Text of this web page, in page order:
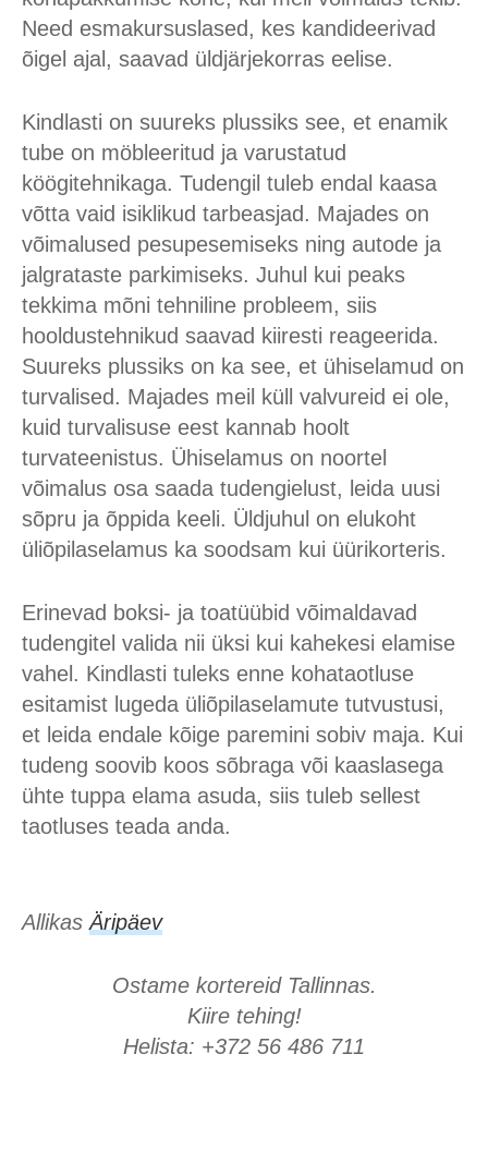
Need esmakursuslased, kes kandideerivad
õigel ajal, saavad üldjärjekorras eelise.
Kindlasti on suureks plussiks see, et enamik
tube on möbleeritud ja varustatud
köögitehnikaga. Tudengil tuleb endal kaasa
võtta vaid isiklikud tarbeasjad. Majades on
võimalused pesupesemiseks ning autode ja
jalgrataste parkimiseks. Juhul kui peaks
tekkima mõni tehniline probleem, siis
hooldustehnikud saavad kiiresti reageerida.
Suureks plussiks on ka see, et ühiselamud on
turvalised. Majades meil küll valvureid ei ole,
kuid turvalisuse eest kannab hoolt
turvateenistus. Ühiselamus on noortel
võimalus osa saada tudengielust, leida uusi
sõpru ja õppida keeli. Üldjuhul on elukoht
üliõpilaselamus ka soodsam kui üürikorteris.
Erinevad boksi- ja toatüübid võimaldavad
tudengitel valida nii üksi kui kahekesi elamise
vahel. Kindlasti tuleks enne kohataotluse
esitamist lugeda üliõpilaselamute tutvustusi,
et leida endale kõige paremini sobiv maja. Kui
tudeng soovib koos sõbraga või kaaslasega
ühte tuppa elama asuda, siis tuleb sellest
taotluses teada anda.
Allikas Äripäev
Ostame kortereid Tallinnas.
Kiire tehing!
Helista: +372 56 486 711